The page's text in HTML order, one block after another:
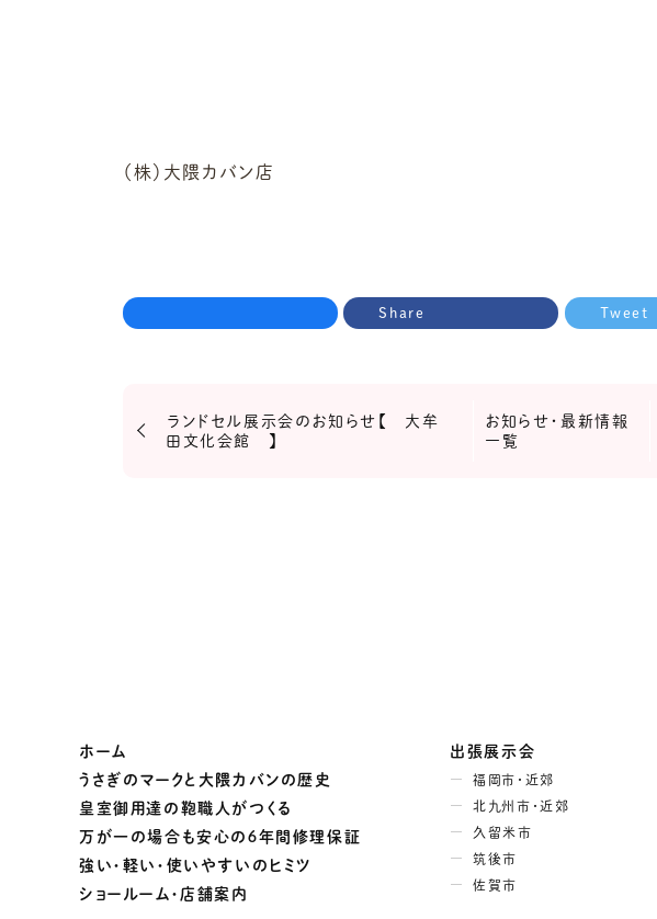
（株）大隈カバン店
Share Tweet
ランドセル展示会のお知らせ【 大牟
田文化会館 】
お知らせ・最新情報
一覧
ホーム
うさぎのマークと大隈カバンの歴史
皇室御用達の鞄職人がつくる
万が一の場合も安心の６年間修理保証
強い・軽い・使いやすいのヒミツ
ショールーム・店舗案内
出張展示会
福岡市・近郊
北九州市・近郊
久留米市
筑後市
佐賀市